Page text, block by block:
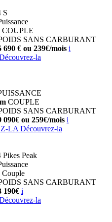
S
COUPLE
SANS CARBURANT
€ ou 239€/mois i
la
COUPLE
SANS CARBURANT
ou 259€/mois i
LA Découvrez-la
Peak
Couple
SANS CARBURANT
190€ i
la